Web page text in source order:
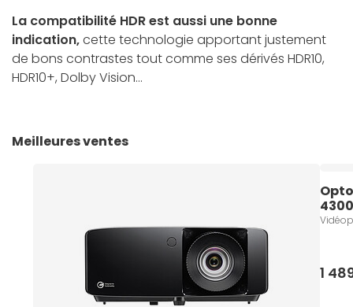
La compatibilité HDR est aussi une bonne
indication,cette technologie apportant justement
de bons contrastes tout comme ses dérivés HDR10,
HDR10+, Dolby Vision...
Meilleures ventes
1